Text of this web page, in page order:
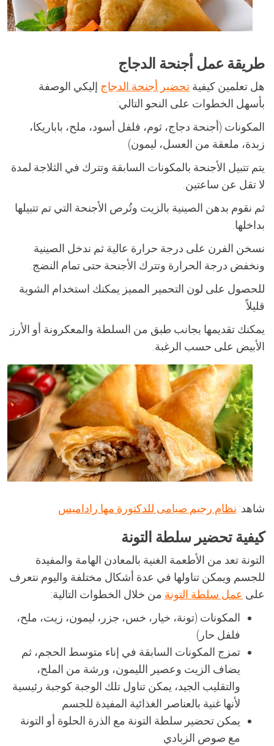
طريقة عمل أجنحة الدجاج
هل تعلمين كيفية تحضير أجنحة الدجاج إليكي الوصفة
بأسهل الخطوات على النحو التالي:
المكونات (أجنحة دجاج، ثوم، فلفل أسود، ملح، باباريكا،
زبدة، ملعقة من العسل، ليمون)
يتم تتبيل الأجنحة بالمكونات السابقة وتترك في الثلاجة لمدة
لا تقل عن ساعتين.
ثم نقوم بدهن الصينية بالزيت وتُرص الأجنحة التي تم تتبيلها
بداخلها.
نسخن الفرن على درجة حرارة عالية ثم ندخل الصينية
ونخفض درجة الحرارة وتترك الأجنحة حتى تمام النضج.
للحصول على لون التحمير المميز يمكنك استخدام الشوية
قليلاً
يمكنك تقديمها بجانب طبق من السلطة والمعكرونة أو الأرز
الأبيض على حسب الرغبة.
شاهد: نظام رجيم صيامى للدكتورة مها راداميس
كيفية تحضير سلطة التونة
التونة تعد من الأطعمة الغنية بالمعادن الهامة والمفيدة
للجسم ويمكن تناولها في عدة أشكال مختلفة واليوم نتعرف
على عمل سلطة التونة من خلال الخطوات التالية:
المكونات (تونة، خيار، خس، جزر، ليمون، زيت، ملح،
فلفل حار)
تمزج المكونات السابقة في إناء متوسط الحجم، ثم
يضاف الزيت وعصير الليمون، ورشة من الملح،
والتقليب الجيد، يمكن تناول تلك الوجبة كوجبة رئيسية
لأنها غنية بالعناصر الغذائية المفيدة للجسم.
يمكن تحضير سلطة التونة مع الذرة الحلوة أو التونة
مع صوص الزبادي